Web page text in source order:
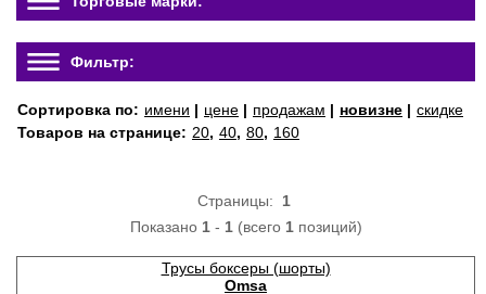
Фильтр:
Сортировка по: имени | цене | продажам | новизне | скидке
Товаров на странице: 20, 40, 80, 160
Страницы: 1
Показано 1- 1(всего 1позиций)
Трусы боксеры (шорты)
Omsa